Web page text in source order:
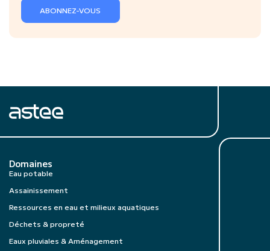
ABONNEZ-VOUS
Domaines
Eau potable
Assainissement
Ressources en eau et milieux aquatiques
Déchets & propreté
Eaux pluviales & Aménagement